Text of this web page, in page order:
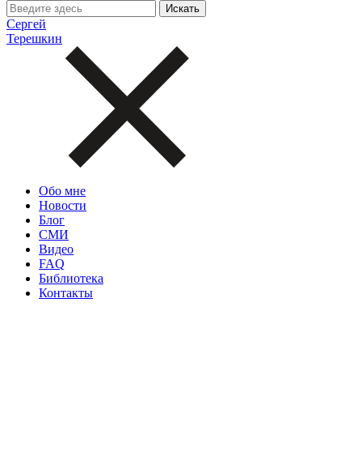
Сергей
Терешкин
Обо мне
Новости
Блог
СМИ
Видео
FAQ
Библиотека
Контакты